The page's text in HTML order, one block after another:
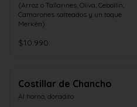
(Arroz o Tallarines, Oliva, Cebollín,
Camarones salteados y un toque
Merkén)
$10.990
Costillar de Chancho
Al horno, doradito